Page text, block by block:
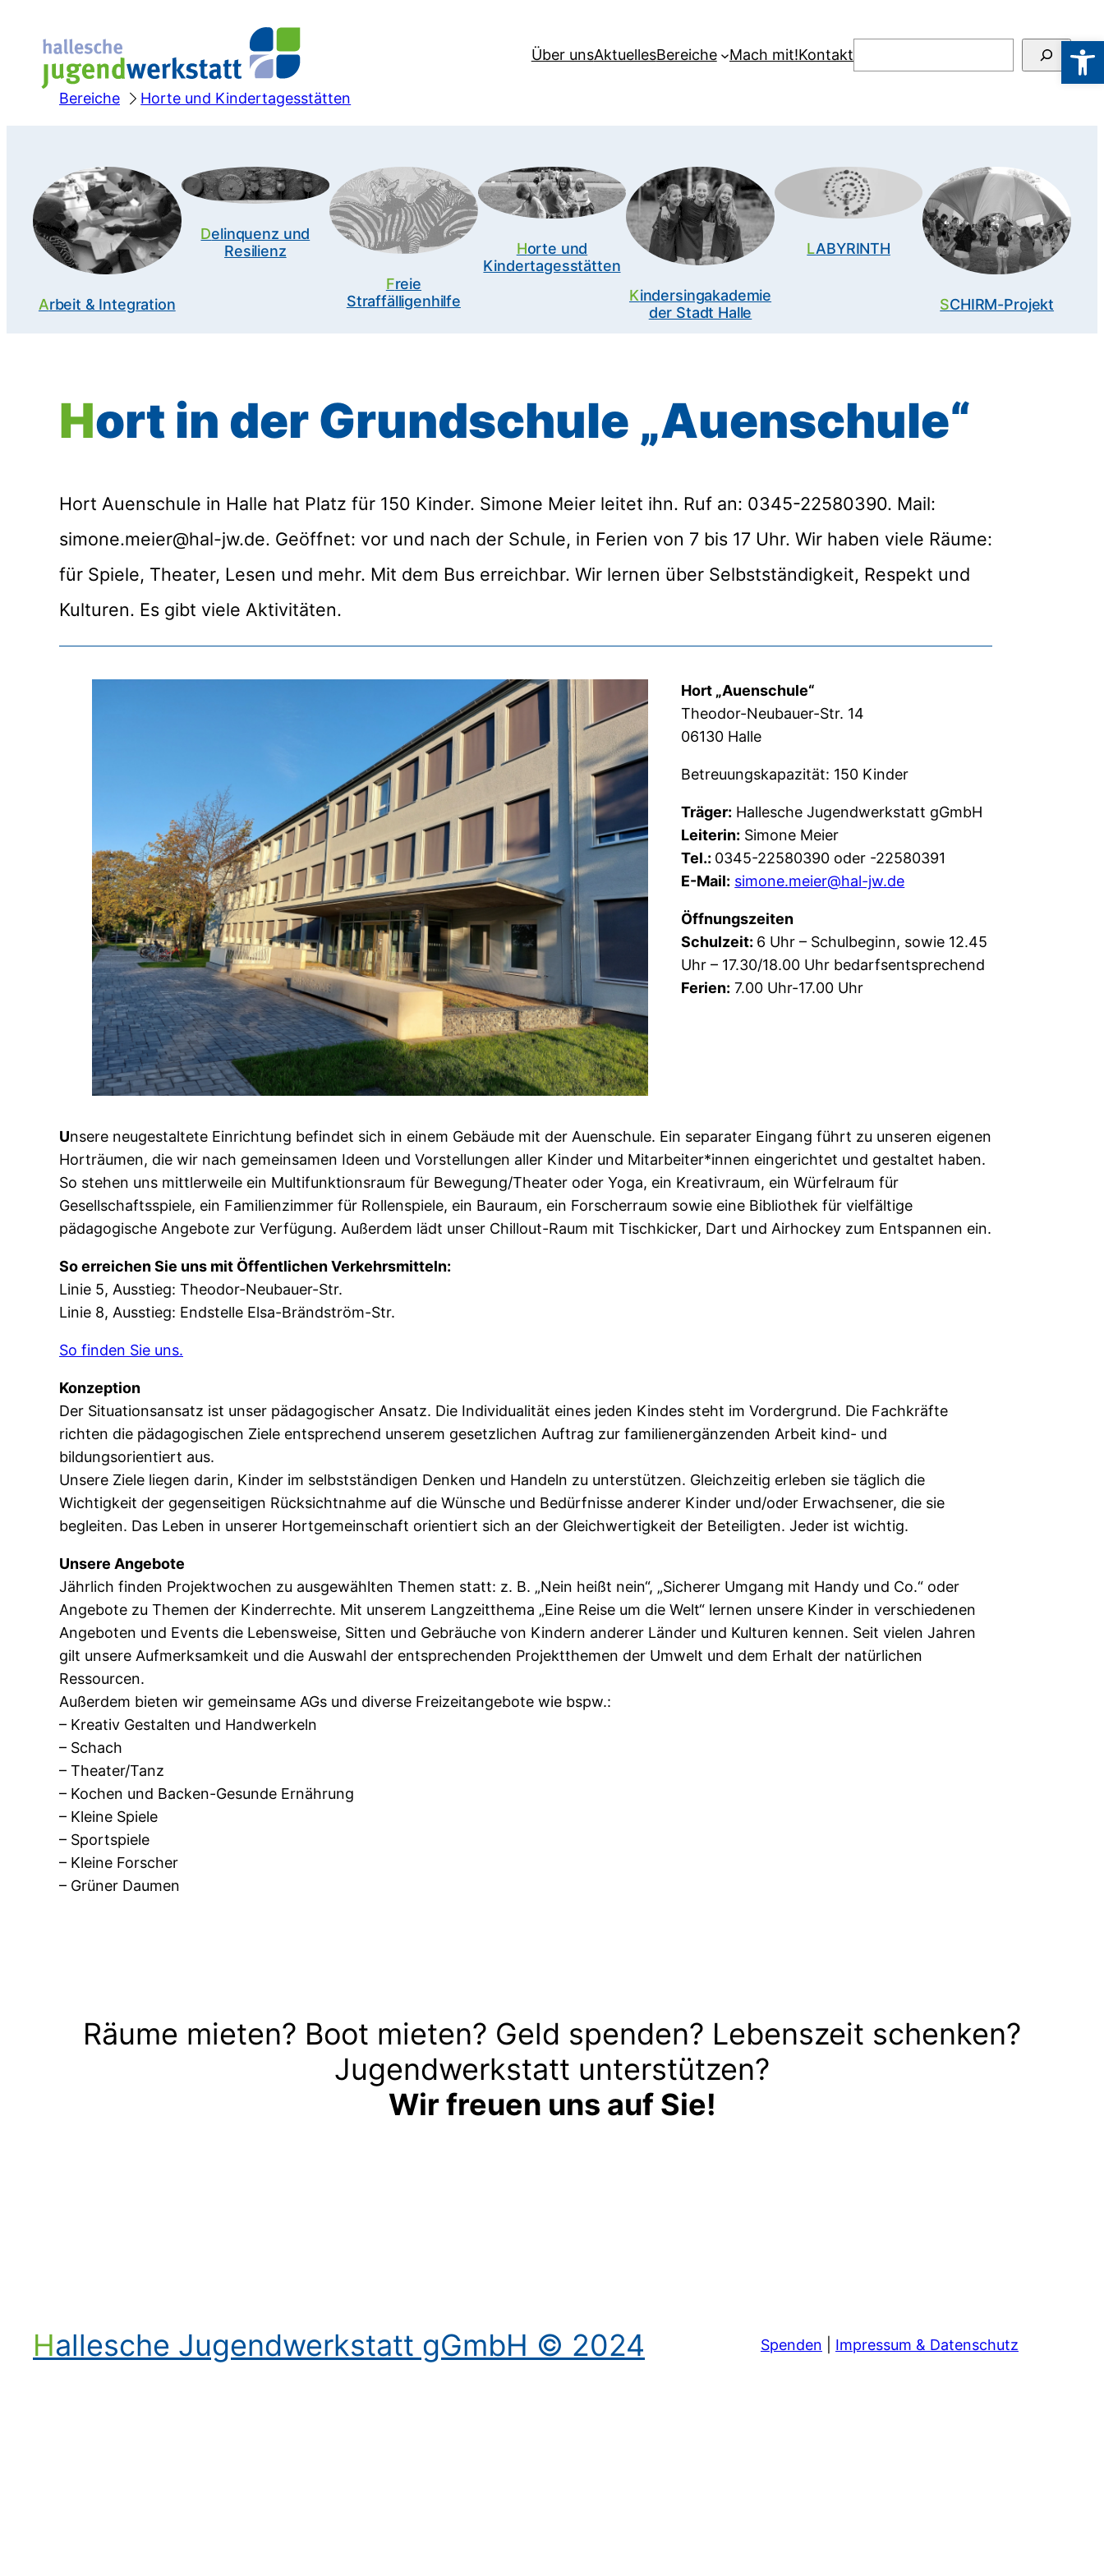
Inhalt
springen
Über unsAktuellesBereiche Mach mit!Kontakt
Bereiche Horte und Kindertagesstätten
Arbeit & Integration
Delinquenz und
Resilienz
Freie
Straffälligenhilfe
Horte und
Kindertagesstätten
Kindersingakademie
der Stadt Halle
LABYRINTH
SCHIRM-Projekt
Hort in der Grundschule „Auenschule“
Hort Auenschule in Halle hat Platz für 150 Kinder. Simone Meier leitet ihn. Ruf an: 0345-22580390. Mail:
simone.meier@hal-jw.de. Geöffnet: vor und nach der Schule, in Ferien von 7 bis 17 Uhr. Wir haben viele Räume:
für Spiele, Theater, Lesen und mehr. Mit dem Bus erreichbar. Wir lernen über Selbstständigkeit, Respekt und
Kulturen. Es gibt viele Aktivitäten.
Hort „Auenschule“
Theodor-Neubauer-Str. 14
06130 Halle
Betreuungskapazität: 150 Kinder
Träger: Hallesche Jugendwerkstatt gGmbH
Leiterin: Simone Meier
Tel.: 0345-22580390 oder -22580391
E-Mail: simone.meier@hal-jw.de
Öffnungszeiten
Schulzeit: 6 Uhr – Schulbeginn, sowie 12.45
Uhr – 17.30/18.00 Uhr bedarfsentsprechend
Ferien: 7.00 Uhr-17.00 Uhr
Unsere neugestaltete Einrichtung befindet sich in einem Gebäude mit der Auenschule. Ein separater Eingang führt zu unseren eigenen
Horträumen, die wir nach gemeinsamen Ideen und Vorstellungen aller Kinder und Mitarbeiter*innen eingerichtet und gestaltet haben.
So stehen uns mittlerweile ein Multifunktionsraum für Bewegung/Theater oder Yoga, ein Kreativraum, ein Würfelraum für
Gesellschaftsspiele, ein Familienzimmer für Rollenspiele, ein Bauraum, ein Forscherraum sowie eine Bibliothek für vielfältige
pädagogische Angebote zur Verfügung. Außerdem lädt unser Chillout-Raum mit Tischkicker, Dart und Airhockey zum Entspannen ein.
So erreichen Sie uns mit Öffentlichen Verkehrsmitteln:
Linie 5, Ausstieg: Theodor-Neubauer-Str.
Linie 8, Ausstieg: Endstelle Elsa-Brändström-Str.
So finden Sie uns.
Konzeption
Der Situationsansatz ist unser pädagogischer Ansatz. Die Individualität eines jeden Kindes steht im Vordergrund. Die Fachkräfte
richten die pädagogischen Ziele entsprechend unserem gesetzlichen Auftrag zur familienergänzenden Arbeit kind- und
bildungsorientiert aus.
Unsere Ziele liegen darin, Kinder im selbstständigen Denken und Handeln zu unterstützen. Gleichzeitig erleben sie täglich die
Wichtigkeit der gegenseitigen Rücksichtnahme auf die Wünsche und Bedürfnisse anderer Kinder und/oder Erwachsener, die sie
begleiten. Das Leben in unserer Hortgemeinschaft orientiert sich an der Gleichwertigkeit der Beteiligten. Jeder ist wichtig.
Unsere Angebote
Jährlich finden Projektwochen zu ausgewählten Themen statt: z. B. „Nein heißt nein“, „Sicherer Umgang mit Handy und Co.“ oder
Angebote zu Themen der Kinderrechte. Mit unserem Langzeitthema „Eine Reise um die Welt“ lernen unsere Kinder in verschiedenen
Angeboten und Events die Lebensweise, Sitten und Gebräuche von Kindern anderer Länder und Kulturen kennen. Seit vielen Jahren
gilt unsere Aufmerksamkeit und die Auswahl der entsprechenden Projektthemen der Umwelt und dem Erhalt der natürlichen
Ressourcen.
Außerdem bieten wir gemeinsame AGs und diverse Freizeitangebote wie bspw.:
– Kreativ Gestalten und Handwerkeln
– Schach
– Theater/Tanz
– Kochen und Backen-Gesunde Ernährung
– Kleine Spiele
– Sportspiele
– Kleine Forscher
– Grüner Daumen
Räume mieten? Boot mieten? Geld spenden? Lebenszeit schenken?
Jugendwerkstatt unterstützen?
Wir freuen uns auf Sie!
Hallesche Jugendwerkstatt gGmbH © 2024 Spenden Impressum & Datenschutz